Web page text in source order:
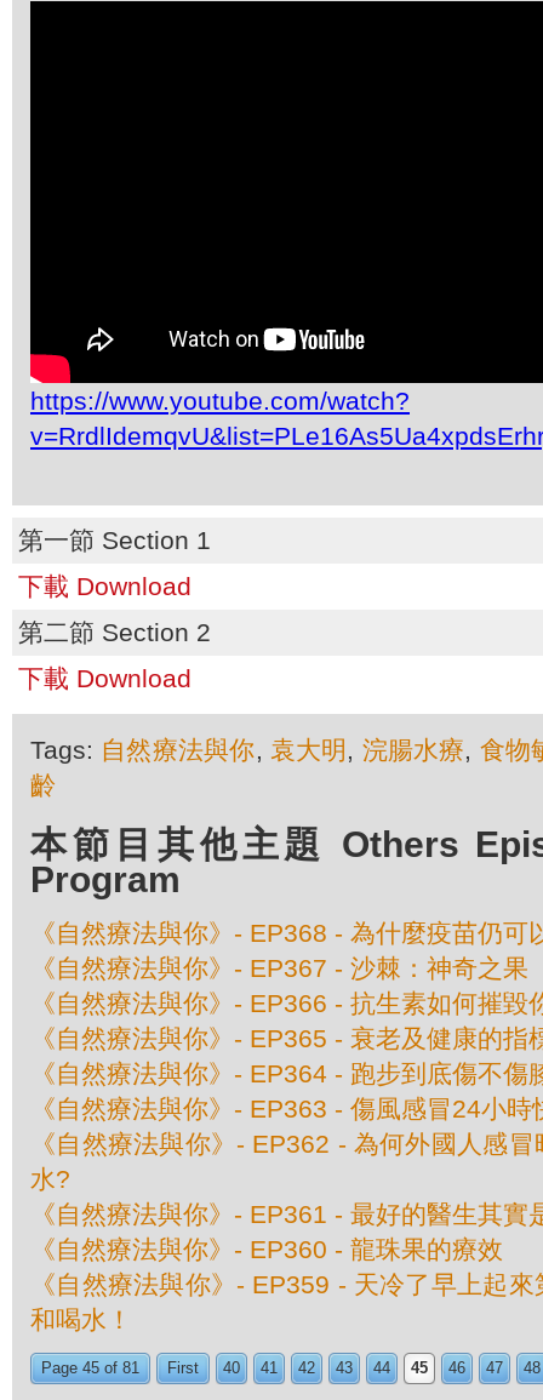
https://www.youtube.com/watch?
第一節 Section 1
下載 Download
第二節 Section 2
下載 Download
Tags: 自然療法與你, 袁大明 , 浣腸水療, 食物
齡
本節目其他主題 Others
Program
《自然療法與你》- EP368 - 為什麼疫苗仍可
《自然療法與你》- EP367 - 沙棘：神奇之果
《自然療法與你》- EP366 - 抗生素如何摧毀
《自然療法與你》- EP365 - 衰老及健康的指
《自然療法與你》- EP364 - 跑步到底傷不傷
《自然療法與你》- EP363 - 傷風感冒24小時
《自然療法與你》- EP362 - 為何外國人感
水?
《自然療法與你》- EP361 - 最好的醫生其實
《自然療法與你》- EP360 - 龍珠果的療效
《自然療法與你》- EP359 - 天冷了早上起
和喝水！
Page 45 of 81 First 40 41 42 43 44 45 46 47 48